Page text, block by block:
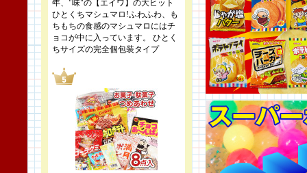
年、"味"の【エイワ】の大ヒット
ひとくちマシュマロ!ふわふわ、も
ちもちの食感のマシュマロにはチ
ョコが中に入っています。 ひとく
ちサイズの完全個包装タイプ